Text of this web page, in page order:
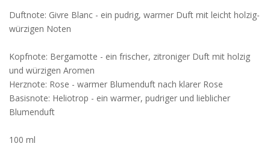
Duftnote: Givre Blanc - ein pudrig, warmer Duft mit leicht holzig-
würzigen Noten
Kopfnote: Bergamotte - ein frischer, zitroniger Duft mit holzig
und würzigen Aromen
Herznote: Rose - warmer Blumenduft nach klarer Rose
Basisnote: Heliotrop - ein warmer, pudriger und lieblicher
Blumenduft
100 ml